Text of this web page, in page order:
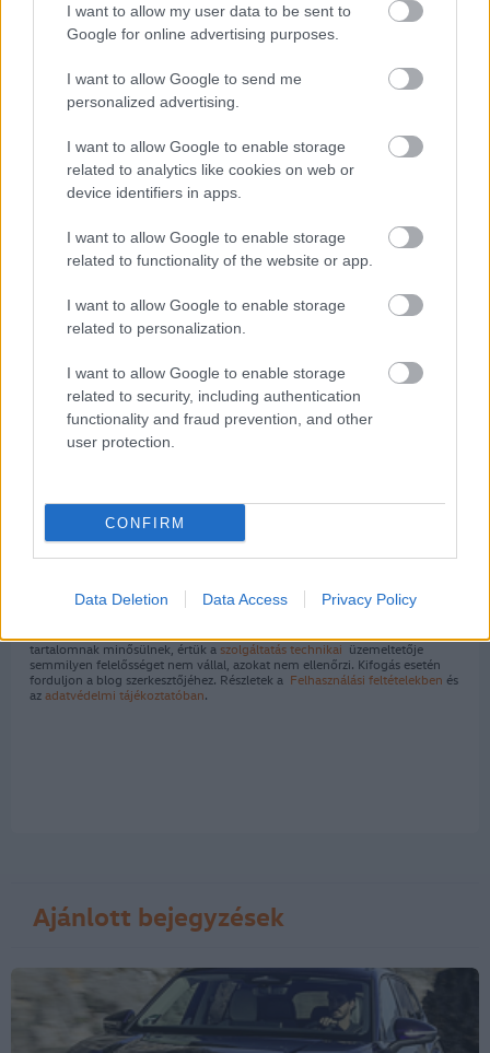
I want to allow my user data to be sent to
Google for online advertising purposes.
I want to allow Google to send me
personalized advertising.
I want to allow Google to enable storage
related to analytics like cookies on web or
device identifiers in apps.
I want to allow Google to enable storage
related to functionality of the website or app.
I want to allow Google to enable storage
related to personalization.
I want to allow Google to enable storage
related to security, including authentication
functionality and fraud prevention, and other
user protection.
CONFIRM
Data Deletion Data Access Privacy Policy
tartalomnak minősülnek, értük a szolgáltatás technikai üzemeltetője
semmilyen felelősséget nem vállal, azokat nem ellenőrzi. Kifogás esetén
forduljon a blog szerkesztőjéhez. Részletek a Felhasználási feltételekben és
azadatvédelmi tájékoztatóban.
Ajánlott bejegyzések